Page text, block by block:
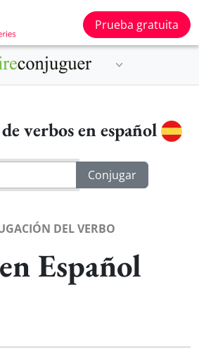
Prueba gratuita
verbos en español
DEL VERBO
Español